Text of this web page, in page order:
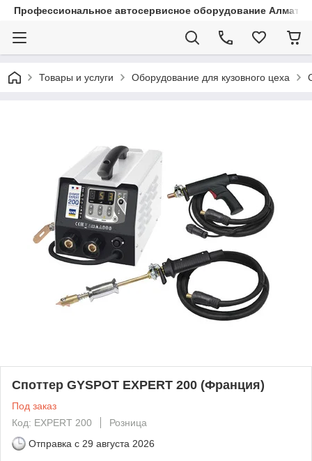
Профессиональное автосервисное оборудование Алматы
Товары и услуги Оборудование для кузовного цеха
Споттер GYSPOT EXPERT 200 (Франция)
Под заказ
Код: EXPERT 200
Розница
Отправка с 29 августа 2026